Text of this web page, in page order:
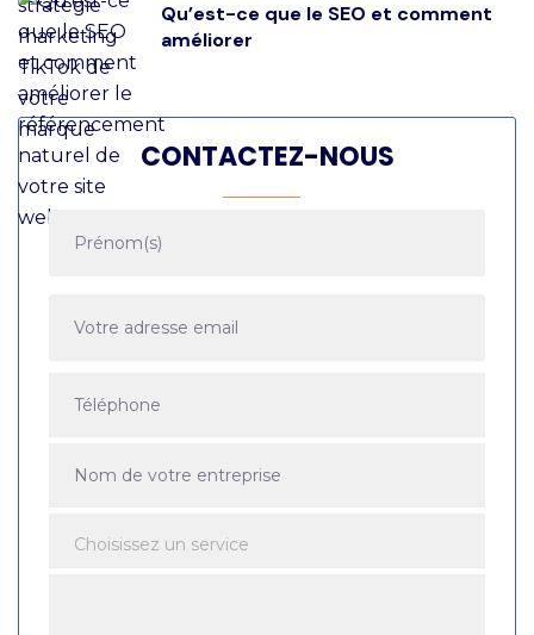
Qu’est-ce que le SEO et comment
améliorer
CONTACTEZ-NOUS